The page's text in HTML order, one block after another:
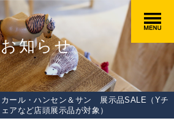
お知らせ
カール・ハンセン＆サン 展示品SALE（Yチ
ェアなど店頭展示品が対象）